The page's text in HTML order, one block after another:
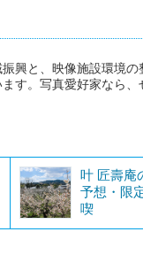
興と、映像施設環境
す。写真愛好家なら
叶 匠壽庵
予想・限
喫